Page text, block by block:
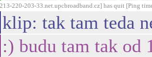
220-203-33.net.upcbroadband.cz] has quit [Ping
klip: tak tam teda
:) budu tam tak od